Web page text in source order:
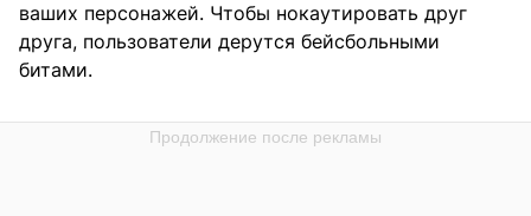
ваших персонажей. Чтобы нокаутировать друг
друга, пользователи дерутся бейсбольными
битами.